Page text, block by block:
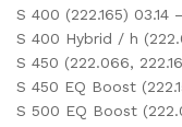
S 400 (222.165) 03.14
S 400 Hybrid / h
S 450 (222.066,
S 450 EQ Boost
S 500 EQ Boost